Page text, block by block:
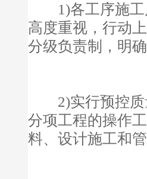
1)各工序施工
高度重视，行动
分级负责制，明
2)实行预控质
分项工程的操作
料、设计施工和